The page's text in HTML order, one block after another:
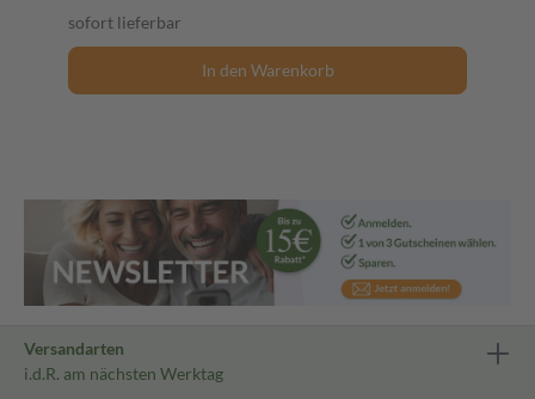
sofort lieferbar
In den Warenkorb
Versandarten
i.d.R. am nächsten Werktag